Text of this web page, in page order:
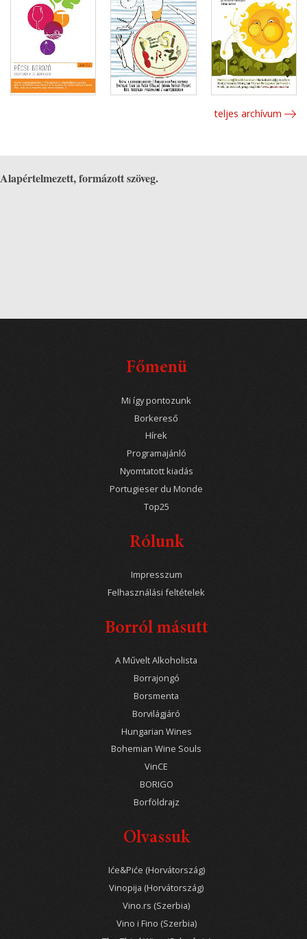
teljes archívum
Alapértelmezett, formázott szöveg.
Főmenü
Mi így pontozunk
Borkereső
Hírek
Programajánló
Nyomtatott kiadás
Portugieser du Monde
Top25
Rólunk
Impresszum
Felhasználási feltételek
Borról másutt
A Művelt Alkoholista
Borrajongó
Borsmenta
Borvilágjáró
Hungarian Wines
Bohemian Wine Souls
VinCE
BORIGO
Borföldrajz
Olvassuk
Iće&Piće (Horvátország)
Vinopija (Horvátország)
Vino.rs (Szerbia)
Vino i Fino (Szerbia)